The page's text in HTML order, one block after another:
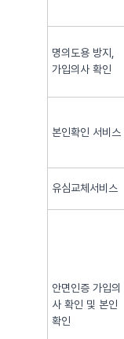
명의도용 방지,
가입의사 확인
본인확인 서비스
유심교체서비스
안면인증 가입의
사 확인 및 본인
확인